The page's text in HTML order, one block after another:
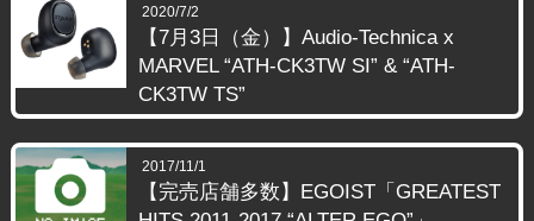
2020/7/2
【7月3日（金）】Audio-Technica x
MARVEL “ATH-CK3TW SI” & “ATH-
CK3TW TS”
2017/11/1
【完売店舗多数】EGOIST「GREATEST